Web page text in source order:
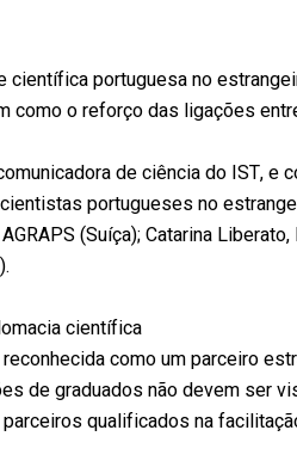
portuguesa no
o reforço das ligações
de ciência do IST, e
portugueses no
(Suíça); Catarina Liberato,
científica
como um parceiro
de graduados não devem ser
qualificados na